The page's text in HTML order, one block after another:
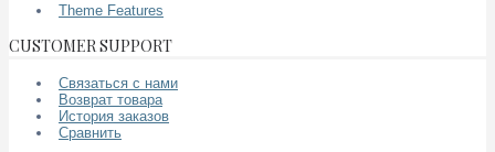
Theme Features
CUSTOMER SUPPORT
Связаться с нами
Возврат товара
История заказов
Сравнить